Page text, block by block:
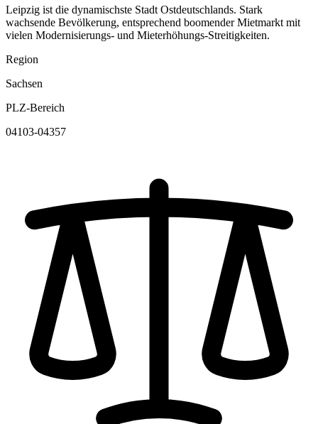
Leipzig ist die dynamischste Stadt Ostdeutschlands. Stark
wachsende Bevölkerung, entsprechend boomender Mietmarkt mit
vielen Modernisierungs- und Mieterhöhungs-Streitigkeiten.
Region
Sachsen
PLZ-Bereich
04103-04357